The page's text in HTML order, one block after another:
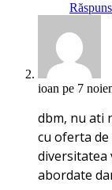
Răspuns
ioan pe 7
dbm, nu ati
cu oferta de
diversitatea
abordate